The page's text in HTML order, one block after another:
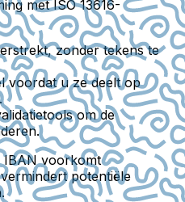
met ISO 13616-
zonder tekens te
voordat u ze deelt op
om de
IBAN voorkomt
potentiële